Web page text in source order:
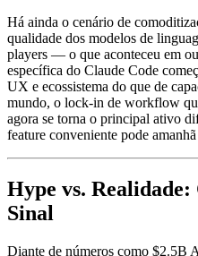
Há ainda o cenário de
qualidade dos modelos de
players — o que aconteceu em
específica do Claude Code
UX e ecossistema do que de
mundo, o lock-in de workflow
agora se torna o principal ativo
feature conveniente pode
Hype vs.
Sinal
Diante de números como $2.5B